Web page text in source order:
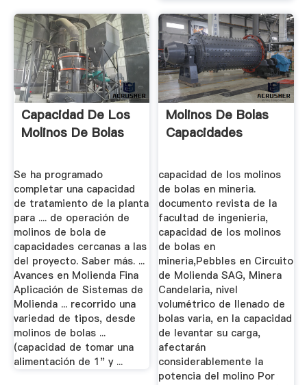
Capacidad De Los
Molinos De Bolas
Se ha programado
completar una capacidad
de tratamiento de la planta
para .... de operación de
molinos de bola de
capacidades cercanas a las
del proyecto. Saber más. ...
Avances en Molienda Fina
Aplicación de Sistemas de
Molienda ... recorrido una
variedad de tipos, desde
molinos de bolas ...
(capacidad de tomar una
alimentación de 1" y ...
Molinos De Bolas
Capacidades
capacidad de los molinos
de bolas en mineria.
documento revista de la
facultad de ingenieria,
capacidad de los molinos
de bolas en
mineria,Pebbles en Circuito
de Molienda SAG, Minera
Candelaria, nivel
volumétrico de llenado de
bolas varia, en la capacidad
de levantar su carga,
afectarán
considerablemente la
potencia del molino Por